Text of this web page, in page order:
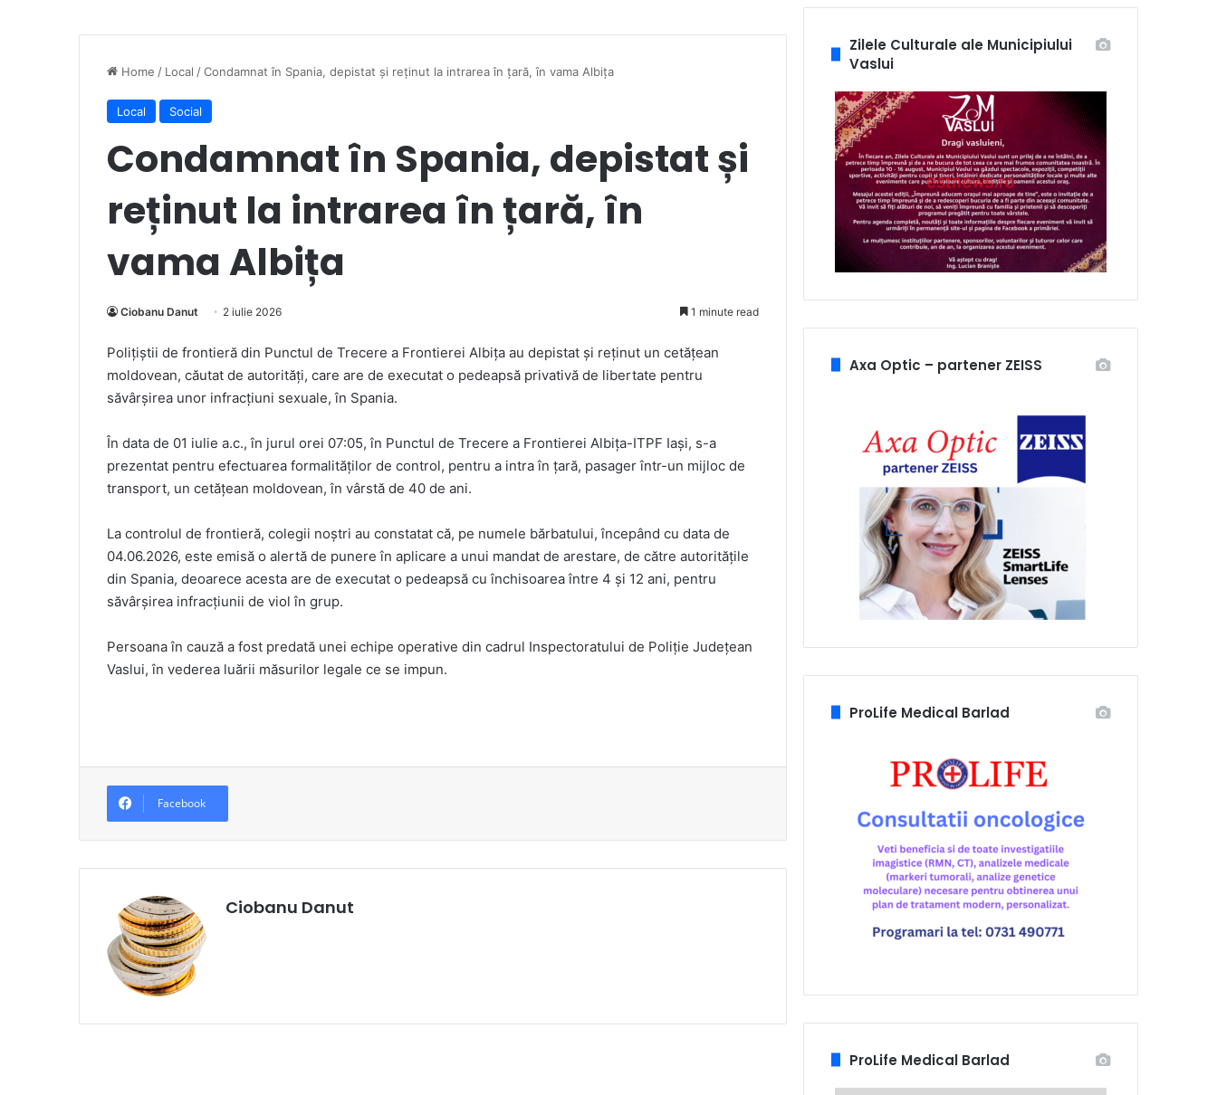
Home / Local /Condamnat în Spania, depistat și reținut la intrarea în țară, în vama Albița
Local Social
Condamnat în Spania, depistat și
reținut la intrarea în țară, în
vama Albița
Ciobanu Danut 2 iulie 2026 1 minute read
Poliţiştii de frontieră din Punctul de Trecere a Frontierei Albiţa au depistat şi reţinut un cetățean
moldovean, căutat de autorităţi, care are de executat o pedeapsă privativă de libertate pentru
săvârșirea unor infracțiuni sexuale, în Spania.
În data de 01 iulie a.c., în jurul orei 07:05, în Punctul de Trecere a Frontierei Albița-ITPF Iași, s-a
prezentat pentru efectuarea formalităţilor de control, pentru a intra în țară, pasager într-un mijloc de
transport, un cetățean moldovean, în vârstă de 40 de ani.
La controlul de frontieră, colegii noştri au constatat că, pe numele bărbatului, începând cu data de
04.06.2026, este emisă o alertă de punere în aplicare a unui mandat de arestare, de către autoritățile
din Spania, deoarece acesta are de executat o pedeapsă cu închisoarea între 4 și 12 ani, pentru
săvârşirea infracțiunii de viol în grup.
Persoana în cauză a fost predată unei echipe operative din cadrul Inspectoratului de Poliţie Judeţean
Vaslui, în vederea luării măsurilor legale ce se impun.
Facebook
Ciobanu Danut
Zilele Culturale ale Municipiului
Vaslui
Axa Optic – partener ZEISS
ProLife Medical Barlad
ProLife Medical Barlad